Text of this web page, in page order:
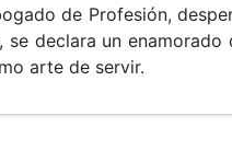
de Profesión,
se declara un
arte de servir.